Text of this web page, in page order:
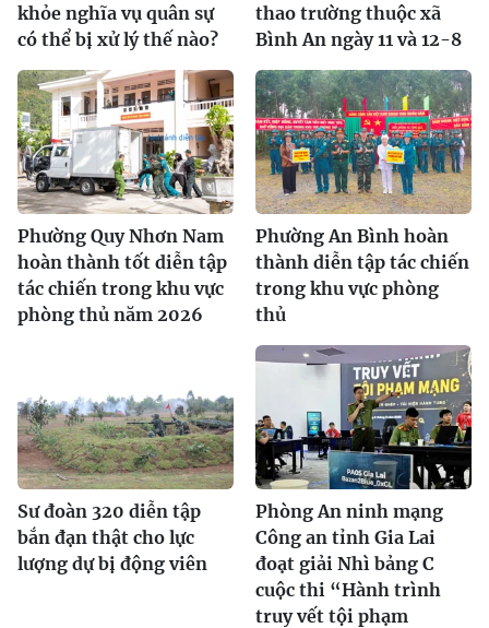
khỏe nghĩa vụ quân sự
có thể bị xử lý thế nào?
thao trường thuộc xã
Bình An ngày 11 và 12-8
Phường Quy Nhơn Nam
hoàn thành tốt diễn tập
tác chiến trong khu vực
phòng thủ năm 2026
Phường An Bình hoàn
thành diễn tập tác chiến
trong khu vực phòng
thủ
Sư đoàn 320 diễn tập
bắn đạn thật cho lực
lượng dự bị động viên
Phòng An ninh mạng
Công an tỉnh Gia Lai
đoạt giải Nhì bảng C
cuộc thi “Hành trình
truy vết tội phạm